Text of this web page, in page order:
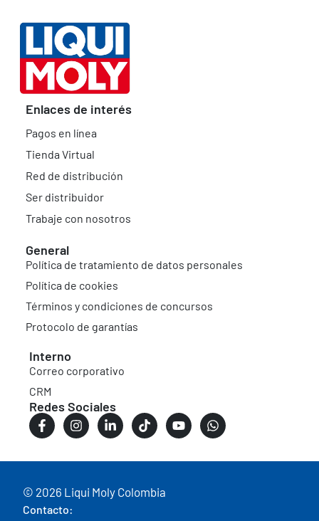
Enlaces de interés
Pagos en línea
Tienda Virtual
Red de distribución
Ser distribuidor
Trabaje con nosotros
General
Política de tratamiento de datos personales
Política de cookies
Términos y condiciones de concursos
Protocolo de garantías
Interno
Correo corporativo
CRM
Redes Sociales
© 2026 Liqui Moly Colombia
Contacto: